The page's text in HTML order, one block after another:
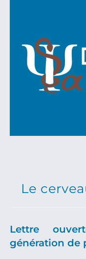
Le
Lettre
génération de